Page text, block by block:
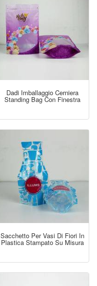
Dadi Imballaggio Cerniera
Standing Bag Con Finestra
Sacchetto Per Vasi Di Fiori In
Plastica Stampato Su Misura